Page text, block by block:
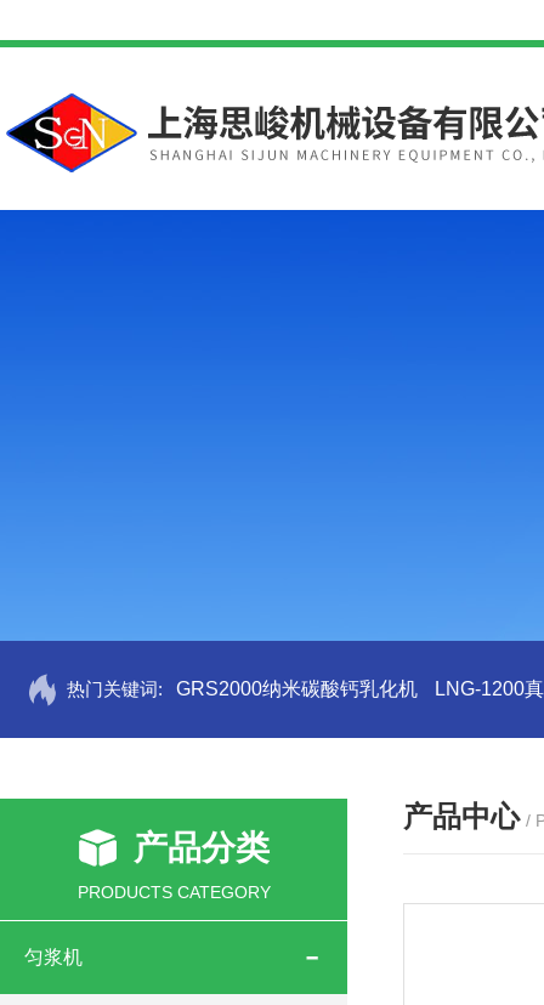
热门关键词: GRS2000纳米碳酸钙乳化机 LNG-1200
产品分类
PRODUCTS CATEGORY
匀浆机
产品中心 /